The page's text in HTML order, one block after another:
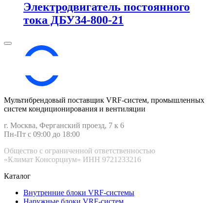
Электродвигатель постоянного
тока ДБУ34‑800‑21
Мультибрендовый поставщик VRF-cистем, промышленных
систем кондиционирования и вентиляции
г. Москва, Ферганский проезд, 7 к 6
Пн-Пт с 09:00 до 18:00
Общество с ограниченной ответственностью
«Климат Консорциум» ИНН 9721233216
Каталог
Внутренние блоки VRF-cистемы